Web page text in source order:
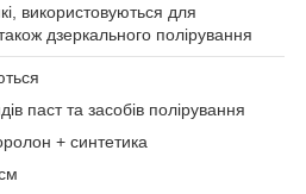
використовуються для
дзеркального полірування
паст та засобів полірування
+ синтетика